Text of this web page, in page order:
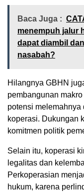
Baca Juga :
menempuh jalur
dapat diambil
nasabah?
Hilangnya GBHN
pembangunan
potensi
koperasi. Dukungan
komitmen politik
Selain itu, koperasi
legalitas dan
Perkoperasian
hukum, karena